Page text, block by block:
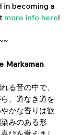
in becoming a
more info here!
Marksman
る音の中で、
、道なき道を
かな香りは歓
みのある形